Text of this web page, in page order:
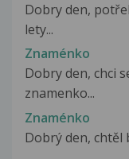
Dobry den,
lety...
Znaménko
Dobry den, chci
znamenko...
Znaménko
Dobrý den, chtěl